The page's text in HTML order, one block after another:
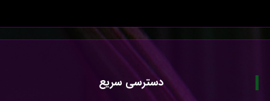
دسترسی سریع